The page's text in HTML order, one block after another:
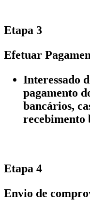
Etapa 3
Efetuar
Interessado
pagamento
bancários,
recebimento
Etapa 4
Envio de